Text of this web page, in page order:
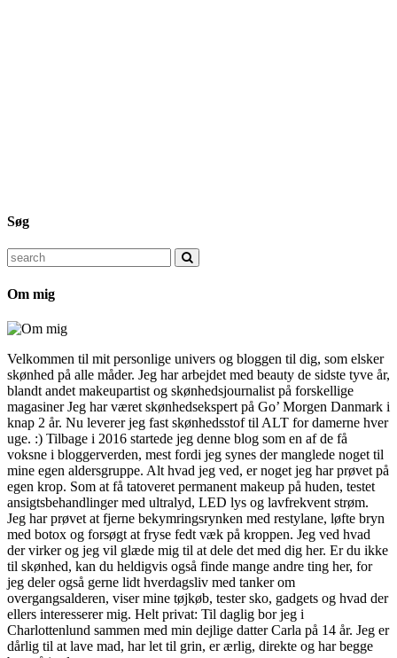
Søg
Search
for:
Om mig
Velkommen til mit personlige univers og bloggen til dig, som elsker
skønhed på alle måder. Jeg har arbejdet med beauty de sidste tyve år,
blandt andet makeupartist og skønhedsjournalist på forskellige
magasiner Jeg har været skønhedsekspert på Go’ Morgen Danmark i
knap 2 år. Nu leverer jeg fast skønhedsstof til ALT for damerne hver
uge. :) Tilbage i 2016 startede jeg denne blog som en af de få
voksne i bloggerverden, mest fordi jeg synes der manglede noget til
mine egen aldersgruppe. Alt hvad jeg ved, er noget jeg har prøvet på
egen krop. Som at få tatoveret permanent makeup på huden, testet
ansigtsbehandlinger med ultralyd, LED lys og lavfrekvent strøm.
Jeg har prøvet at fjerne bekymringsrynken med restylane, løfte bryn
med botox og forsøgt at fryse fedt væk på kroppen. Jeg ved hvad
der virker og jeg vil glæde mig til at dele det med dig her. Er du ikke
til skønhed, kan du heldigvis også finde mange andre ting her, for
jeg deler også gerne lidt hverdagsliv med tanker om
overgangsalderen, viser mine tøjkøb, tester sko, gadgets og hvad der
ellers interesserer mig. Helt privat: Til daglig bor jeg i
Charlottenlund sammen med min dejlige datter Carla på 14 år. Jeg er
dårlig til at lave mad, har let til grin, er ærlig, direkte og har begge